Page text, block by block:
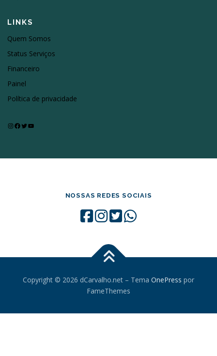
LINKS
Quem Somos
Status Serviços
Financeiro
Painel
Política de privacidade
InstagramFacebook Twitter Youtube
NOSSAS REDES SOCIAIS
Copyright © 2026 dCarvalho.net – Tema OnePress por
FameThemes